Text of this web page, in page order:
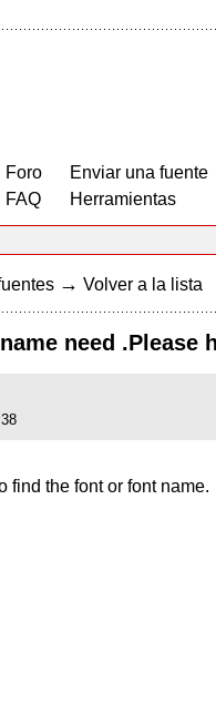
Foro
FAQ
Enviar una fuente
Herramientas
→ Volver a la lista
need .Please
find the font or font name.